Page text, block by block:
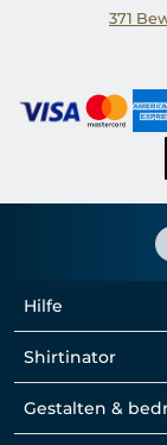
371
Hilfe
Shirtinator
Gestalten &